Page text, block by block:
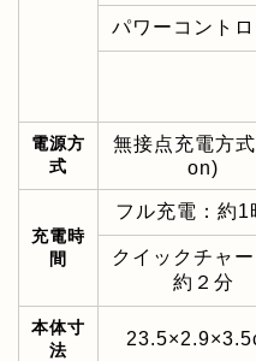
パワーコント
電源方
式
無接点充電方
on)
充電時
間
フル充電：約1
クイックチャー
約２分
本体寸
法